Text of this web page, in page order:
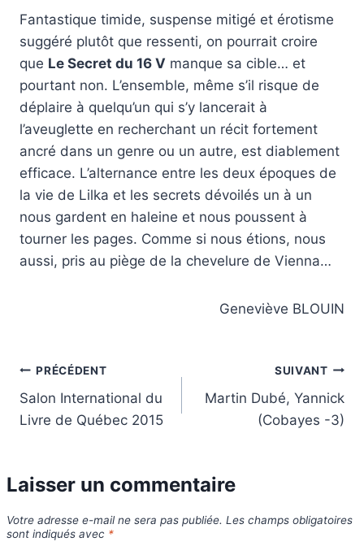
Fantastique timide, suspense mitigé et érotisme
suggéré plutôt que ressenti, on pourrait croire
que Le Secret du 16 V manque sa cible… et
pourtant non. L’ensemble, même s’il risque de
déplaire à quelqu’un qui s’y lancerait à
l’aveuglette en recherchant un récit fortement
ancré dans un genre ou un autre, est diablement
efficace. L’alternance entre les deux époques de
la vie de Lilka et les secrets dévoilés un à un
nous gardent en haleine et nous poussent à
tourner les pages. Comme si nous étions, nous
aussi, pris au piège de la chevelure de Vienna…
Geneviève BLOUIN
Navigation
de
PRÉCÉDENT
Salon International du
Livre de Québec 2015
SUIVANT
Martin Dubé, Yannick
(Cobayes -3)
Laisser un commentaire
Votre adresse e-mail ne sera pas publiée. Les champs obligatoires
sont indiqués avec *